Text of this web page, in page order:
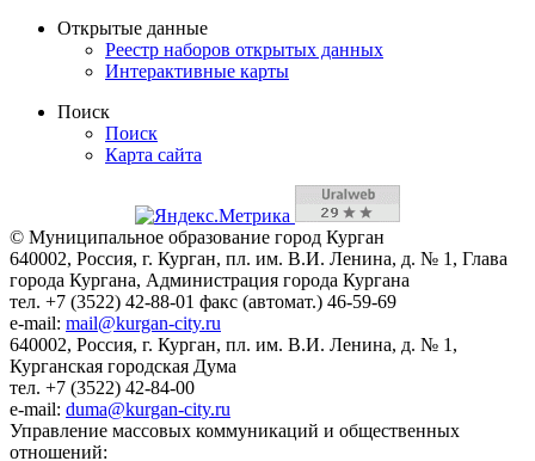
Открытые данные
Реестр наборов открытых данных
Интерактивные карты
Поиск
Поиск
Карта сайта
© Муниципальное образование город Курган
640002, Россия, г. Курган, пл. им. В.И. Ленина, д. № 1, Глава
города Кургана, Администрация города Кургана
тел. +7 (3522) 42-88-01 факс (автомат.) 46-59-69
e-mail: mail@kurgan-city.ru
640002, Россия, г. Курган, пл. им. В.И. Ленина, д. № 1,
Курганская городская Дума
тел. +7 (3522) 42-84-00
e-mail: duma@kurgan-city.ru
Управление массовых коммуникаций и общественных
отношений: